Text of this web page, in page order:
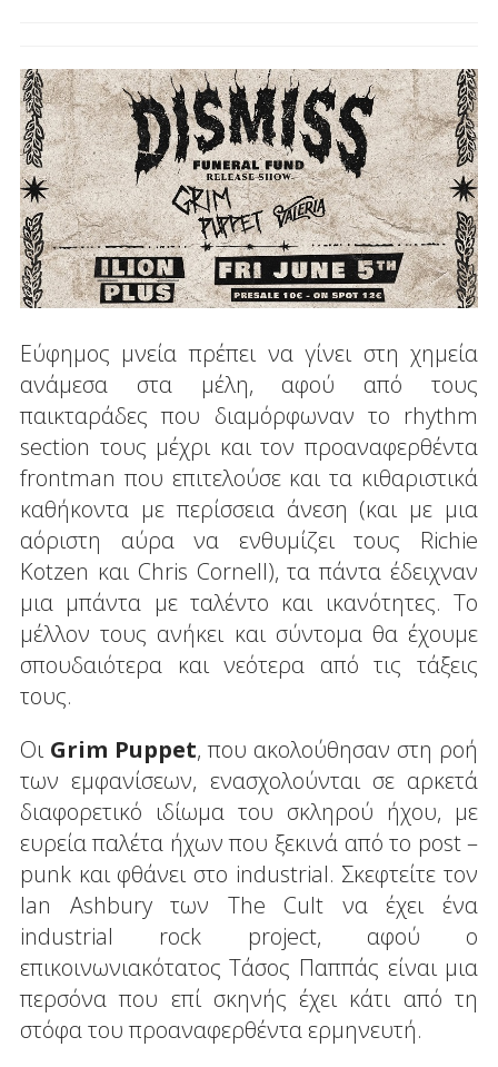
Εύφημος μνεία πρέπει να γίνει στη χημεία
ανάμεσα στα μέλη, αφού από τους
παικταράδες που διαμόρφωναν το rhythm
section τους μέχρι και τον προαναφερθέντα
frontman που επιτελούσε και τα κιθαριστικά
καθήκοντα με περίσσεια άνεση (και με μια
αόριστη αύρα να ενθυμίζει τους Richie
Kotzen και Chris Cornell), τα πάντα έδειχναν
μια μπάντα με ταλέντο και ικανότητες. Το
μέλλον τους ανήκει και σύντομα θα έχουμε
σπουδαιότερα και νεότερα από τις τάξεις
τους.
Οι Grim Puppet, που ακολούθησαν στη ροή
των εμφανίσεων, ενασχολούνται σε αρκετά
διαφορετικό ιδίωμα του σκληρού ήχου, με
ευρεία παλέτα ήχων που ξεκινά από το post –
punk και φθάνει στο industrial. Σκεφτείτε τον
Ian Ashbury των The Cult να έχει ένα
industrial rock project, αφού ο
επικοινωνιακότατος Τάσος Παππάς είναι μια
περσόνα που επί σκηνής έχει κάτι από τη
στόφα του προαναφερθέντα ερμηνευτή.